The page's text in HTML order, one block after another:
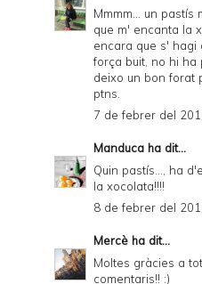
Mmmm... un pastís
que m' encanta la
encara que s' hagi
força buit, no hi ha
deixo un bon forat
ptns.
7 de febrer del
Manduca ha dit...
Quin pastís..., ha
la xocolata!!!!
8 de febrer del
Mercè ha dit...
Moltes gràcies a
comentaris!! :)